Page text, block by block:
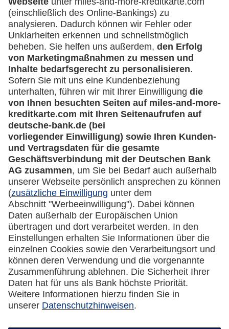
Häufige Fragen
Downloadcenter
Kontakt
Mehr
Kreditkarten-Banking
miles-and-more.com
lufthansa.com
Rechtliches
Impressum
Datenschutz
Cookie Einstellungen
Vertrag widerrufen
Unternehmen
(z.B. e.K., Personengesellschaft (inkl. GbR),
GmbH)